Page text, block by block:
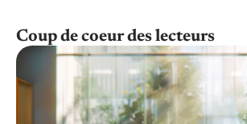
Coup de coeur des lecteurs